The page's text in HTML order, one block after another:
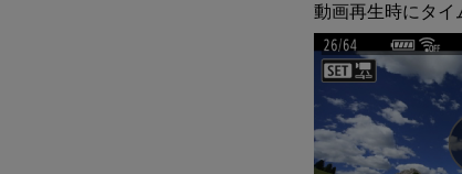
動画再生時にタイ